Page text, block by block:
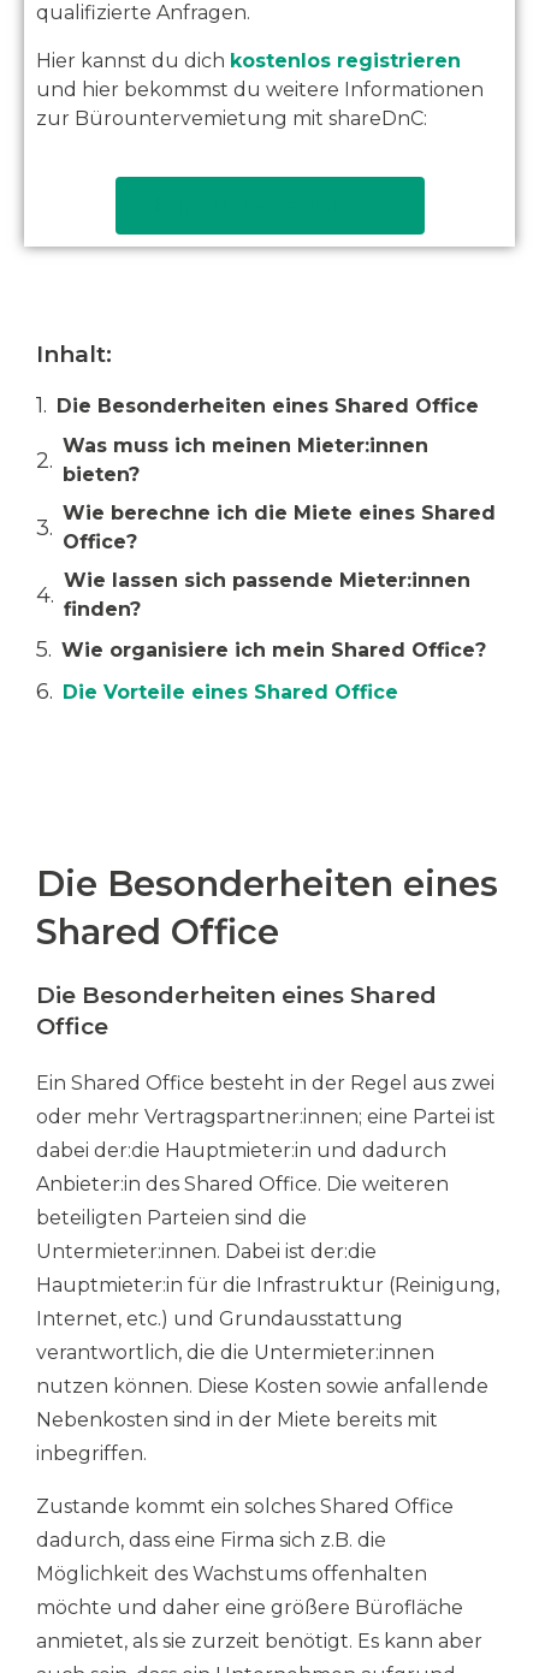
qualifizierte Anfragen.
Hier kannst du dich kostenlos registrieren
und hier bekommst du weitere Informationen
zur Bürountervemietung mit shareDnC:
Inhalt:
Die Besonderheiten eines Shared Office
Was muss ich meinen Mieter:innen
bieten?
Wie berechne ich die Miete eines Shared
Office?
Wie lassen sich passende Mieter:innen
finden?
Wie organisiere ich mein Shared Office?
Die Vorteile eines Shared Office
Die Besonderheiten eines
Shared Office
Die Besonderheiten eines Shared
Office
Ein Shared Office besteht in der Regel aus zwei
oder mehr Vertragspartner:innen; eine Partei ist
dabei der:die Hauptmieter:in und dadurch
Anbieter:in des Shared Office. Die weiteren
beteiligten Parteien sind die
Untermieter:innen. Dabei ist der:die
Hauptmieter:in für die Infrastruktur (Reinigung,
Internet, etc.) und Grundausstattung
verantwortlich, die die Untermieter:innen
nutzen können. Diese Kosten sowie anfallende
Nebenkosten sind in der Miete bereits mit
inbegriffen.
Zustande kommt ein solches Shared Office
dadurch, dass eine Firma sich z.B. die
Möglichkeit des Wachstums offenhalten
möchte und daher eine größere Bürofläche
anmietet, als sie zurzeit benötigt. Es kann aber